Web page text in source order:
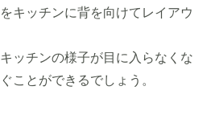
キッチンに背を向けてレイアウ
ッチンの様子が目に入らなくな
ことができるでしょう。